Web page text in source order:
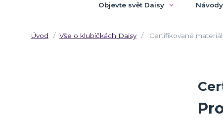
Objevte svět Daisy
Úvod Vše o klubíčkách Daisy Certifikované